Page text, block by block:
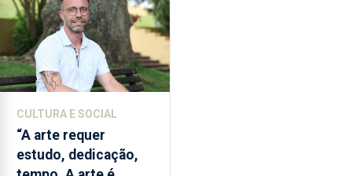
bombeiros
dos
Açores
com
responsabilidades
partilhadas
entre
o
Governo
CULTURA E SOCIAL
“A arte requer
estudo, dedicação,